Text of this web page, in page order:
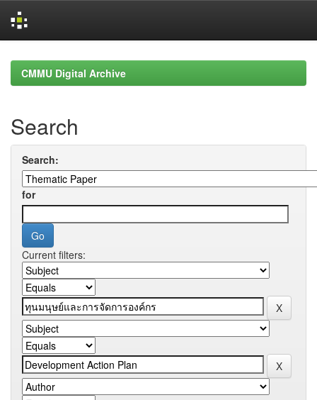
navigationCMMU Digital Archive
Search
Search:
for
Current filters: